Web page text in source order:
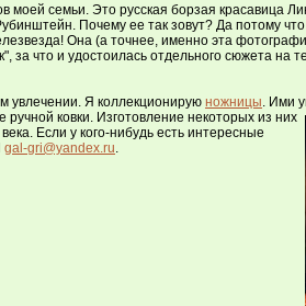
моей семьи. Это русская борзая красавица
Почему ее так зовут? Да потому
Она (а точнее, именно эта
что и удостоилась отдельного сюжета на
увлечении. Я коллекционирую ножницы . Ими
ковки. Изготовление некоторых из них
Если у кого-нибудь есть интересные
gal-gri@yandex.ru